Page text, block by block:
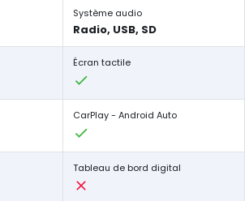
Système audio
Radio, USB, SD
Écran tactile
CarPlay - Android Auto
Tableau de bord digital